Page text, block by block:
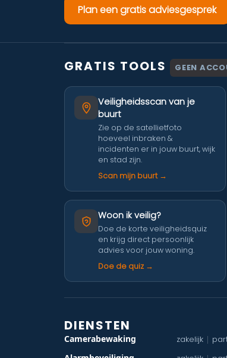
Plan een gratis adviesgesprek
GRATIS TOOLS GEEN
Veiligheidsscan van je
buurt
Zie op de satellietfoto
hoeveel inbraken &
incidenten er in jouw buurt, wijk
en stad zijn.
Scan mijn buurt →
Woon ik veilig?
Doe de korte veiligheidsquiz
en krijg direct persoonlijk
advies voor jouw woning.
Doe de quiz →
DIENSTEN
Camerabewaking zakelijk |